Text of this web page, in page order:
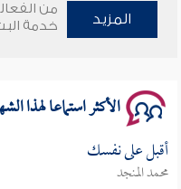
وأمنهم من خوف 9
المزيد
من
خدمة
الأكثر استماعا لهذا
أقبل على نفسك
محمد المنجد